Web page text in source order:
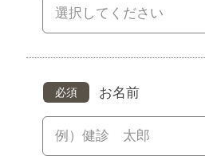
必須 お名前